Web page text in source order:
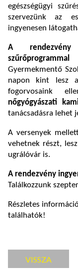
egészségügyi
szervezünk az
ingyenesen
A rendezvény
szűrőprogrammal
Gyermekmentő
napon kint lesz
fogorvosaink
nőgyógyászati
tanácsadásra lehet
A versenyek
vehetnek részt,
ugrálóvár is.
A rendezvény
Találkozzunk
Részletes
találhatók!
VISSZA